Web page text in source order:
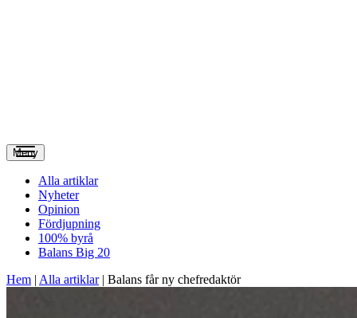
Meny
Alla artiklar
Nyheter
Opinion
Fördjupning
100% byrå
Balans Big 20
Hem | Alla artiklar| Balans får ny chefredaktör